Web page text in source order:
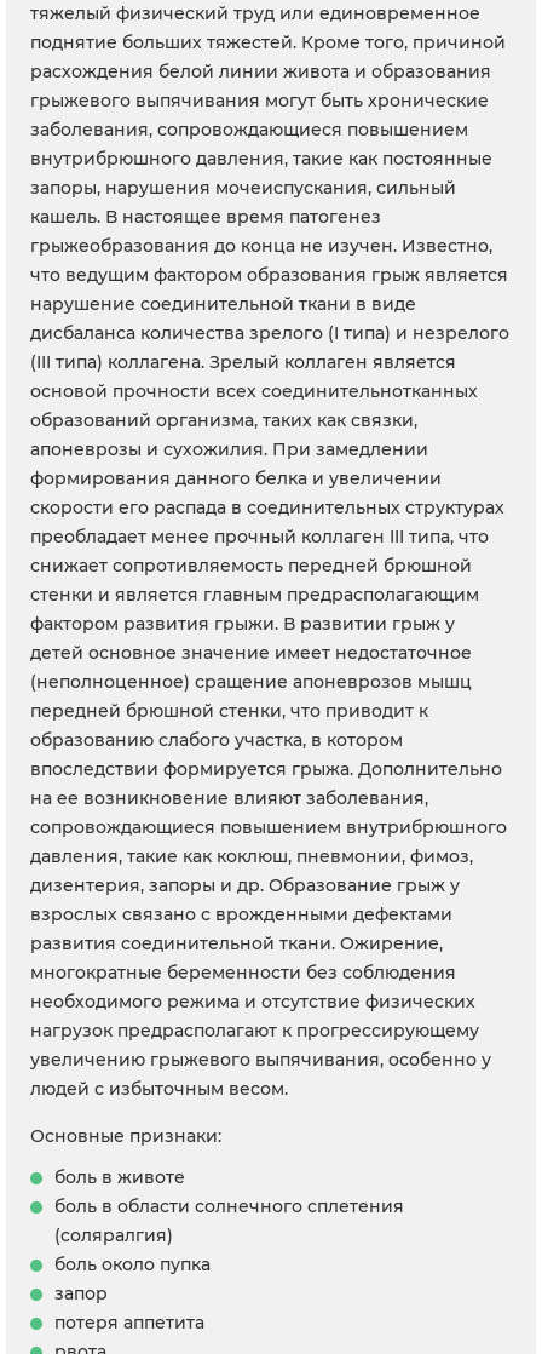
тяжелый физический труд или единовременное
поднятие больших тяжестей. Кроме того, причиной
расхождения белой линии живота и образования
грыжевого выпячивания могут быть хронические
заболевания, сопровождающиеся повышением
внутрибрюшного давления, такие как постоянные
запоры, нарушения мочеиспускания, сильный
кашель. В настоящее время патогенез
грыжеобразования до конца не изучен. Известно,
что ведущим фактором образования грыж является
нарушение соединительной ткани в виде
дисбаланса количества зрелого (I типа) и незрелого
(III типа) коллагена. Зрелый коллаген является
основой прочности всех соединительнотканных
образований организма, таких как связки,
апоневрозы и сухожилия. При замедлении
формирования данного белка и увеличении
скорости его распада в соединительных структурах
преобладает менее прочный коллаген III типа, что
снижает сопротивляемость передней брюшной
стенки и является главным предрасполагающим
фактором развития грыжи. В развитии грыж у
детей основное значение имеет недостаточное
(неполноценное) сращение апоневрозов мышц
передней брюшной стенки, что приводит к
образованию слабого участка, в котором
впоследствии формируется грыжа. Дополнительно
на ее возникновение влияют заболевания,
сопровождающиеся повышением внутрибрюшного
давления, такие как коклюш, пневмонии, фимоз,
дизентерия, запоры и др. Образование грыж у
взрослых связано с врожденными дефектами
развития соединительной ткани. Ожирение,
многократные беременности без соблюдения
необходимого режима и отсутствие физических
нагрузок предрасполагают к прогрессирующему
увеличению грыжевого выпячивания, особенно у
людей с избыточным весом.
Основные признаки:
боль в животе
боль в области солнечного сплетения
(соляралгия)
боль около пупка
запор
потеря аппетита